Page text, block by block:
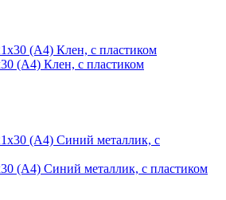
(A4) Клен, с пластиком
(A4) Синий металлик, с пластиком